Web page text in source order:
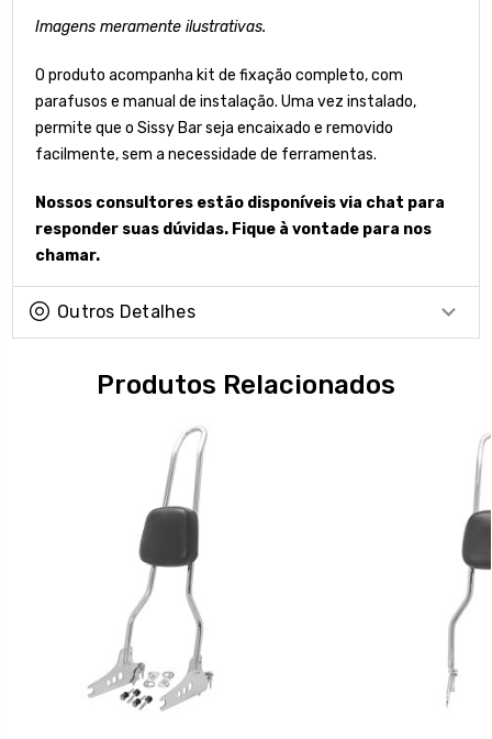
Imagens meramente ilustrativas.
O produto acompanha kit de fixação completo, com
parafusos e manual de instalação. Uma vez instalado,
permite que o Sissy Bar seja encaixado e removido
facilmente, sem a necessidade de ferramentas.
Nossos consultores estão disponíveis via chat para
responder suas dúvidas. Fique à vontade para nos
chamar.
Outros Detalhes
Produtos Relacionados